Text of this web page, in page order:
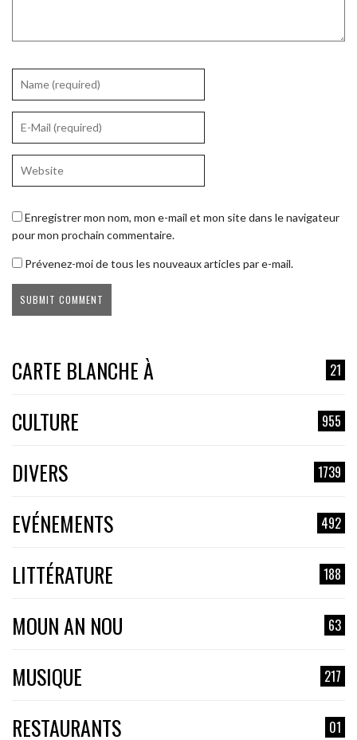
Enregistrer mon nom, mon e-mail et mon site dans le navigateur
pour mon prochain commentaire.
Prévenez-moi de tous les nouveaux articles par e-mail.
CARTE BLANCHE À 21
CULTURE 955
DIVERS 1739
EVÉNEMENTS 492
LITTÉRATURE 188
MOUN AN NOU 63
MUSIQUE 217
RESTAURANTS 01